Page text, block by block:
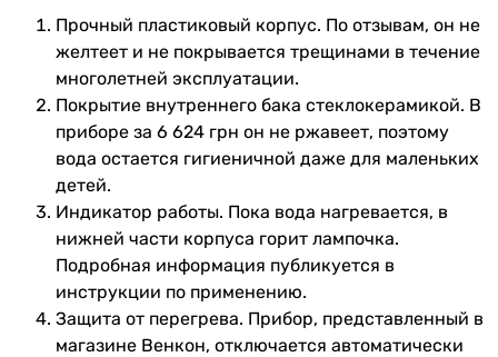
Регулятор
температуры
внешний
Электропитание 230 В
Класс защиты
Материал
корпуса
пластик
Толщина
теплоизоляции
12 мм
Прочный пластиковый корпус. По отзывам, он не
желтеет и не покрывается трещинами в течение
многолетней эксплуатации.
Покрытие внутреннего бака стеклокерамикой. В
приборе за 6 624 грн он не ржавеет, поэтому
вода остается гигиеничной даже для маленьких
детей.
Индикатор работы. Пока вода нагревается, в
нижней части корпуса горит лампочка.
Подробная информация публикуется в
инструкции по применению.
Защита от перегрева. Прибор, представленный в
магазине Венкон, отключается автоматически